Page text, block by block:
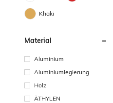
Khaki
Material
Aluminium
Aluminiumlegierung
Holz
ÄTHYLEN